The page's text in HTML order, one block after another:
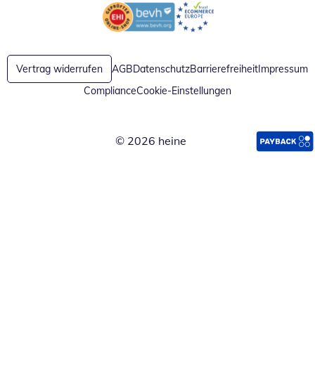
Öffnet in neuem FensterÖffnet in neuem Fenster
Vertrag widerrufen AGBDatenschutzBarrierefreiheitImpressum
ComplianceCookie-Einstellungen
© 2026 heine